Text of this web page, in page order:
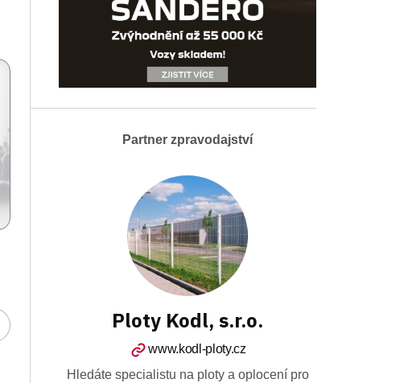
Partner zpravodajství
Ploty Kodl, s.r.o.
www.kodl-ploty.cz
Hledáte specialistu na ploty a oplocení pro